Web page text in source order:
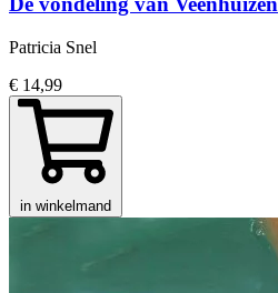
Patricia Snel
€ 14,99
in winkelmand